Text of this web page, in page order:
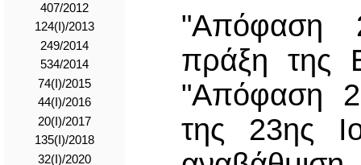
407/2012
124(I)/2013
249/2014
534/2014
74(I)/2015
44(I)/2016
20(I)/2017
135(I)/2018
32(I)/2020
"Απόφαση
πράξη της
"Απόφαση
της 23ης